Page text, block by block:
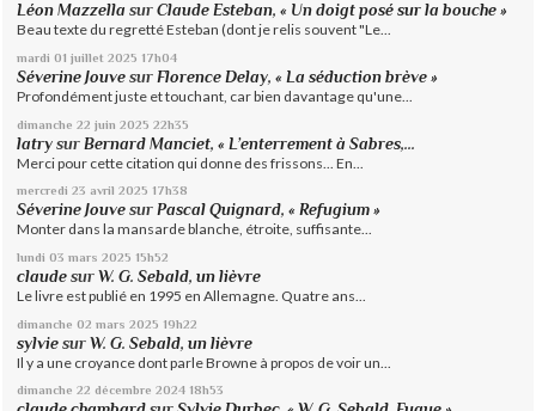
Léon Mazzella surClaude Esteban, « Un doigt posé sur la bouche »
Beau texte du regretté Esteban (dont je relis souvent "Le...
mardi 01 juillet 2025 17h04
Séverine Jouve surFlorence Delay, « La séduction brève »
Profondément juste et touchant, car bien davantage qu'une...
dimanche 22 juin 2025 22h35
latry surBernard Manciet, « L’enterrement à Sabres,...
Merci pour cette citation qui donne des frissons... En...
mercredi 23 avril 2025 17h38
Séverine Jouve surPascal Quignard, « Refugium »
Monter dans la mansarde blanche, étroite, suffisante...
lundi 03 mars 2025 15h52
claude surW. G. Sebald, un lièvre
Le livre est publié en 1995 en Allemagne. Quatre ans...
dimanche 02 mars 2025 19h22
sylvie surW. G. Sebald, un lièvre
Il y a une croyance dont parle Browne à propos de voir un...
dimanche 22 décembre 2024 18h53